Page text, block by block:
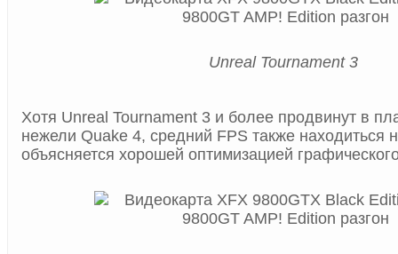
Unreal Tournament 3
Хотя Unreal Tournament 3 и более продвинут в
нежели Quake 4, средний FPS также находиться
объясняется хорошей оптимизацией